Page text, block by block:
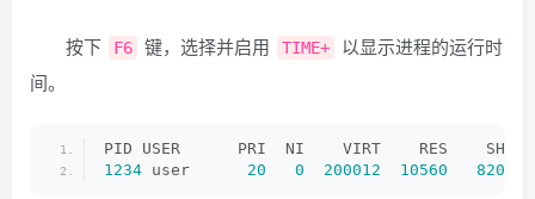
按下 F6 键，选择并启用 TIME+
以显示进程的运行时
间。
PID USER      PRI  NI    VIRT    RES    SHR S
1234 user 20 0 200012 10560 8204